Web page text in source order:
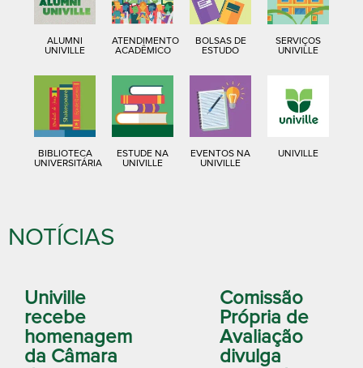
ALUMNI
UNIVILLE
ATENDIMENTO
ACADÊMICO
BOLSAS DE
ESTUDO
SERVIÇOS
UNIVILLE
BIBLIOTECA
UNIVERSITÁRIA
ESTUDE NA
UNIVILLE
EVENTOS NA
UNIVILLE
UNIVILLE
NOTÍCIAS
Univille
recebe
homenagem
da Câmara
Comissão
Própria de
Avaliação
divulga